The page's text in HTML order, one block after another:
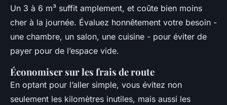
Un 3 à 6 m³ suffit amplement, et coûte bien moins
cher à la journée. Évaluez honnêtement votre besoin -
une chambre, un salon, une cuisine - pour éviter de
payer pour de l’espace vide.
Économiser sur les frais de route
En optant pour l’aller simple, vous évitez non
seulement les kilomètres inutiles, mais aussi les